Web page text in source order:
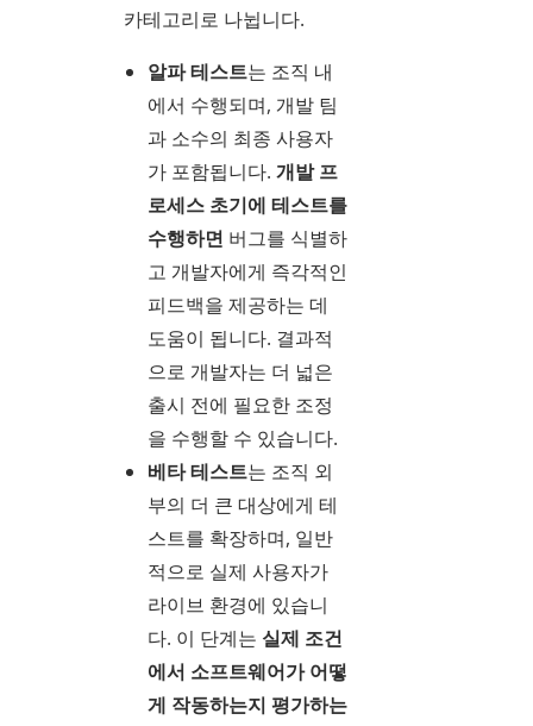
카테고리로 나뉩니다.
알파 테스트는 조직 내
에서 수행되며, 개발 팀
과 소수의 최종 사용자
가 포함됩니다. 개발 프
로세스 초기에 테스트를
수행하면 버그를 식별하
고 개발자에게 즉각적인
피드백을 제공하는 데
도움이 됩니다. 결과적
으로 개발자는 더 넓은
출시 전에 필요한 조정
을 수행할 수 있습니다.
베타 테스트는 조직 외
부의 더 큰 대상에게 테
스트를 확장하며, 일반
적으로 실제 사용자가
라이브 환경에 있습니
다. 이 단계는 실제 조건
에서 소프트웨어가 어떻
게 작동하는지 평가하는